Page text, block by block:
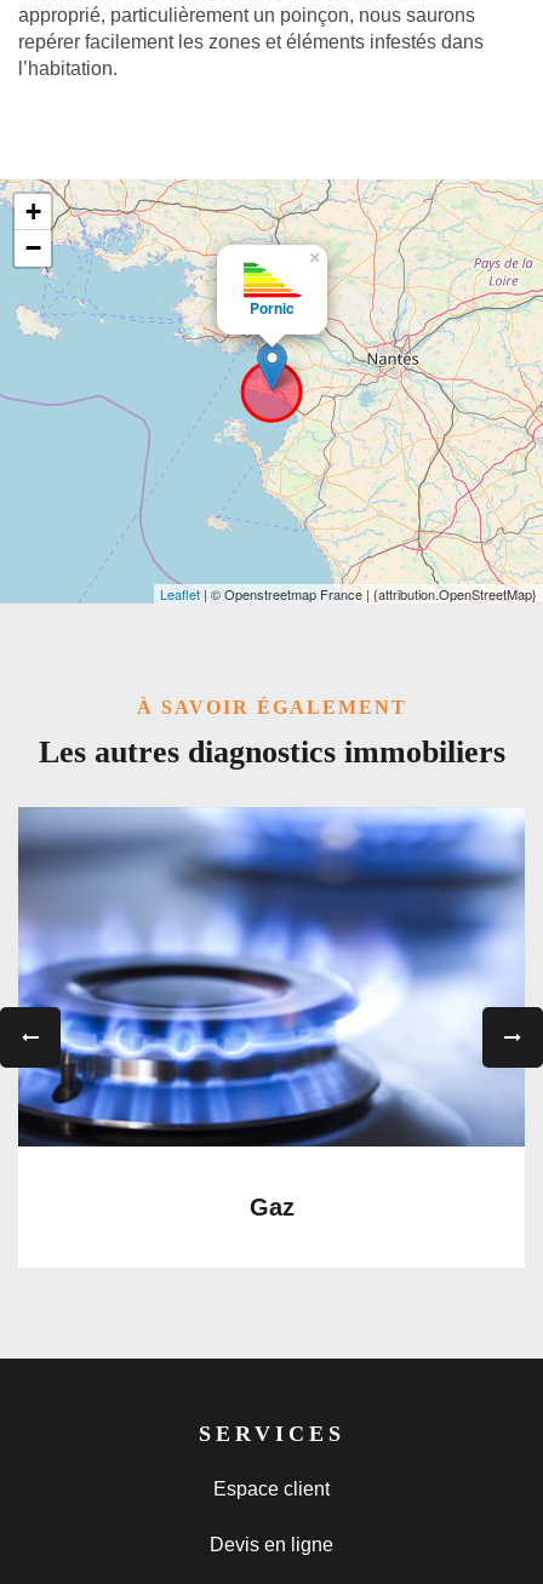
approprié, particulièrement un poinçon, nous saurons
repérer facilement les zones et éléments infestés dans
l’habitation.
Pornic
×
+
−
Leaflet | © Openstreetmap France | {attribution.OpenStreetMap}
À SAVOIR ÉGALEMENT
Les autres diagnostics immobiliers
Gaz
SERVICES
Espace client
Devis en ligne